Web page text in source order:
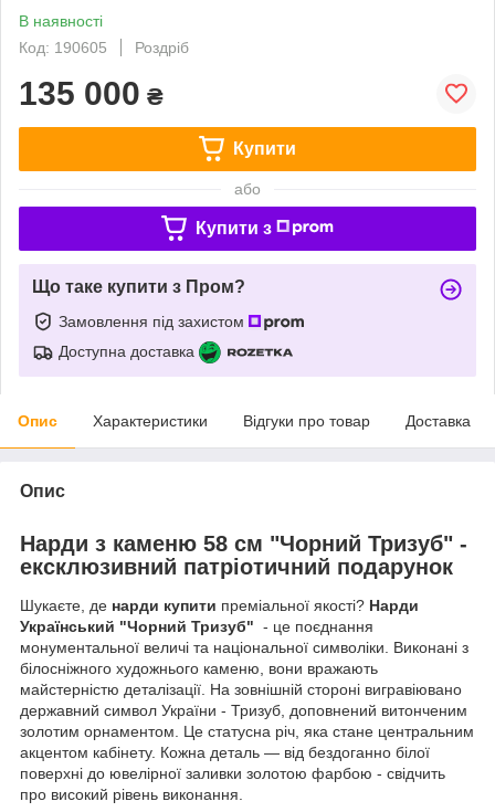
В наявності
Код: 190605
Роздріб
135 000 ₴
Купити
або
Купити з
Що таке купити з Пром?
Замовлення під захистом
Доступна доставка
Опис Характеристики Відгуки про товар Доставка
Опис
Нарди з каменю 58 см "Чорний Тризуб" -
ексклюзивний патріотичний подарунок
Шукаєте, де нарди купити преміальної якості? Нарди
Український "Чорний Тризуб" - це поєднання
монументальної величі та національної символіки. Виконані з
білосніжного художнього каменю, вони вражають
майстерністю деталізації. На зовнішній стороні вигравіювано
державний символ України - Тризуб, доповнений витонченим
золотим орнаментом. Це статусна річ, яка стане центральним
акцентом кабінету. Кожна деталь — від бездоганно білої
поверхні до ювелірної заливки золотою фарбою - свідчить
про високий рівень виконання.